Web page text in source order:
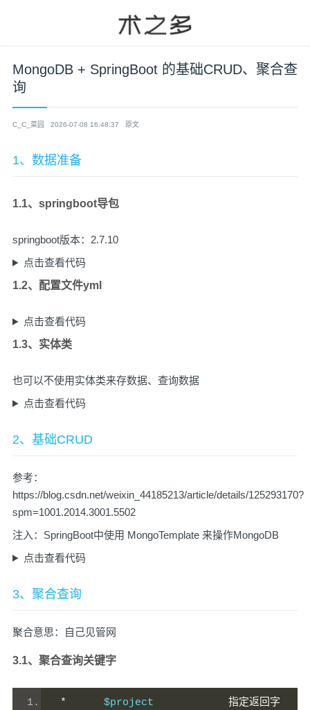
MongoDB + SpringBoot 的基础CRUD、聚合查
询
C_C_菜园 2026-07-08 16:48:37 原文
1、数据准备
1.1、springboot导包
springboot版本：2.7.10
点击查看代码
1.2、配置文件yml
点击查看代码
1.3、实体类
也可以不使用实体类来存数据、查询数据
点击查看代码
2、基础CRUD
参考：
https://blog.csdn.net/weixin_44185213/article/details/125293170?
spm=1001.2014.3001.5502
注入：SpringBoot中使用 MongoTemplate 来操作MongoDB
点击查看代码
3、聚合查询
聚合意思：自己见管网
3.1、聚合查询关键字
*
      $project
指定返回字